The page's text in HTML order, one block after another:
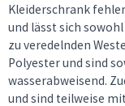
Kleiderschrank
und lässt sich
zu veredelnden
Polyester und sind
wasserabweisend.
und sind teilweise